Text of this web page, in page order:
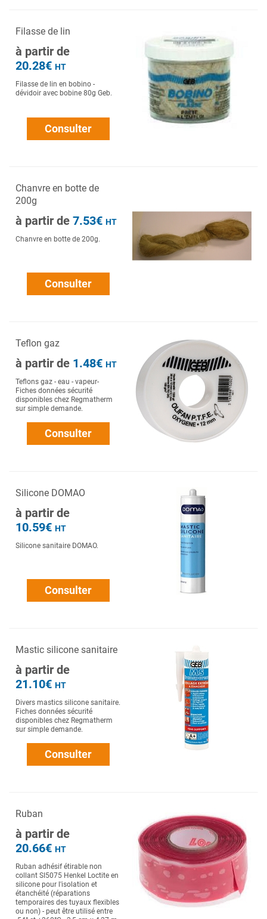
Filasse de lin
à partir de
20.28€ HT
Filasse de lin en bobino -
dévidoir avec bobine 80g Geb.
Consulter
Chanvre en botte de
200g
à partir de 7.53€ HT
Chanvre en botte de 200g.
Consulter
Teflon gaz
à partir de 1.48€ HT
Teflons gaz - eau - vapeur-
Fiches données sécurité
disponibles chez Regmatherm
sur simple demande.
Consulter
Silicone DOMAO
à partir de
10.59€ HT
Silicone sanitaire DOMAO.
Consulter
Mastic silicone sanitaire
à partir de
21.10€ HT
Divers mastics silicone sanitaire.
Fiches données sécurité
disponibles chez Regmatherm
sur simple demande.
Consulter
Ruban
à partir de
20.66€ HT
Ruban adhésif étirable non
collant SI5075 Henkel Loctite en
silicone pour l'isolation et
étanchéité (réparations
temporaires des tuyaux flexibles
ou non) - peut être utilisé entre